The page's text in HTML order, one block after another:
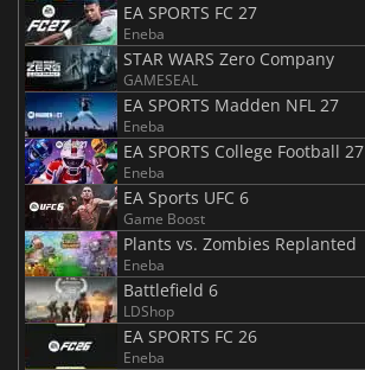
EA SPORTS FC 27
Eneba
STAR WARS Zero Company
GAMESEAL
EA SPORTS Madden NFL 27
Eneba
EA SPORTS College Football 27
Eneba
EA Sports UFC 6
Game Boost
Plants vs. Zombies Replanted
Eneba
Battlefield 6
LDShop
EA SPORTS FC 26
Eneba